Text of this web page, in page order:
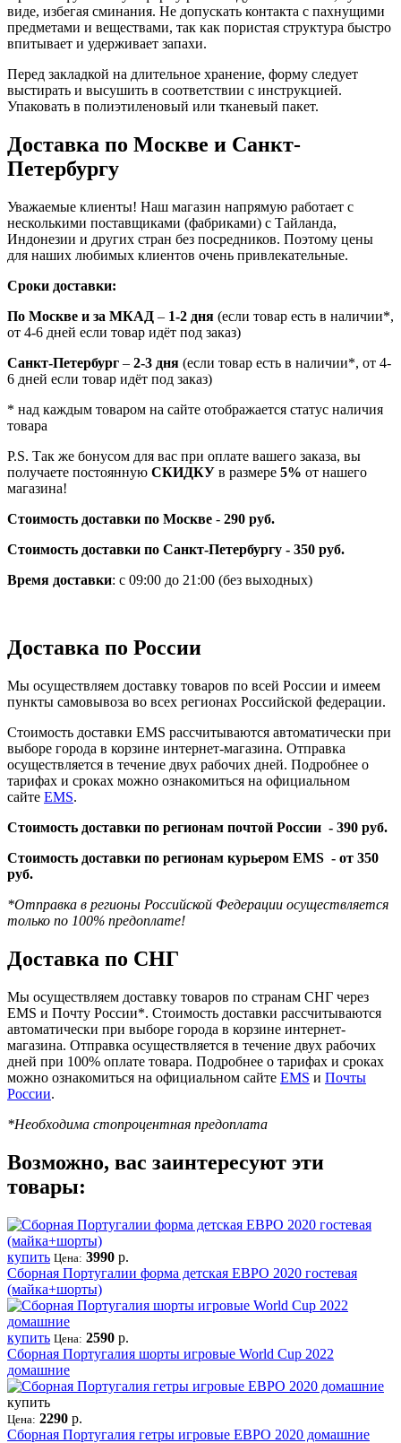
виде, избегая сминания. Не допускать контакта с пахнущими
предметами и веществами, так как пористая структура быстро
впитывает и удерживает запахи.
Перед закладкой на длительное хранение, форму следует
выстирать и высушить в соответствии с инструкцией.
Упаковать в полиэтиленовый или тканевый пакет.
Доставка по Москве и Санкт-
Петербургу
Уважаемые клиенты! Наш магазин напрямую работает с
несколькими поставщиками (фабриками) с Тайланда,
Индонезии и других стран без посредников. Поэтому цены
для наших любимых клиентов очень привлекательные.
Сроки доставки:
По Москве и за МКАД – 1-2 дня (если товар есть в наличии*,
от 4-6 дней если товар идёт под заказ)
Санкт-Петербург – 2-3 дня (если товар есть в наличии*, от 4-
6 дней если товар идёт под заказ)
* над каждым товаром на сайте отображается статус наличия
товара
P.S. Так же бонусом для вас при оплате вашего заказа, вы
получаете постоянную СКИДКУ в размере 5% от нашего
магазина!
Стоимость доставки по Москве - 290 руб.
Стоимость доставки по Санкт-Петербургу - 350 руб.
Время доставки: с 09:00 до 21:00 (без выходных)
Доставка по России
Мы осуществляем доставку товаров по всей России и имеем
пункты самовывоза во всех регионах Российской федерации.
Стоимость доставки EMS рассчитываются автоматически при
выборе города в корзине интернет-магазина. Отправка
осуществляется в течение двух рабочих дней. Подробнее о
тарифах и сроках можно ознакомиться на официальном
сайте EMS.
Стоимость доставки по регионам почтой России - 390 руб.
Стоимость доставки по регионам курьером EMS - от 350
руб.
*Отправка в регионы Российской Федерации осуществляется
только по 100% предоплате!
Доставка по СНГ
Мы осуществляем доставку товаров по странам СНГ через
EMS и Почту России*. Стоимость доставки рассчитываются
автоматически при выборе города в корзине интернет-
магазина. Отправка осуществляется в течение двух рабочих
дней при 100% оплате товара. Подробнее о тарифах и сроках
можно ознакомиться на официальном сайте EMS и Почты
России.
*Необходима стопроцентная предоплата
Возможно, вас заинтересуют эти
товары:
купить Цена: 3990 р.
Сборная Португалии форма детская ЕВРО 2020 гостевая
(майка+шорты)
купить Цена: 2590 р.
Сборная Португалия шорты игровые World Cup 2022
домашние
купить
Цена: 2290 р.
Сборная Португалия гетры игровые ЕВРО 2020 домашние